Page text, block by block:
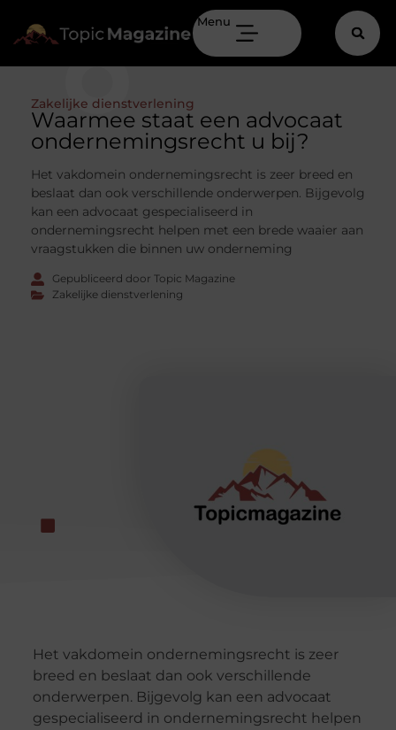
Menu
Zakelijke dienstverlening
Waarmee staat een advocaat
ondernemingsrecht u bij?
Het vakdomein ondernemingsrecht is zeer breed en
beslaat dan ook verschillende onderwerpen. Bijgevolg
kan een advocaat gespecialiseerd in
ondernemingsrecht helpen met een brede waaier aan
vraagstukken die binnen uw onderneming
Gepubliceerd door Topic Magazine
Zakelijke dienstverlening
Het vakdomein ondernemingsrecht is zeer
breed en beslaat dan ook verschillende
onderwerpen. Bijgevolg kan een advocaat
gespecialiseerd in ondernemingsrecht helpen